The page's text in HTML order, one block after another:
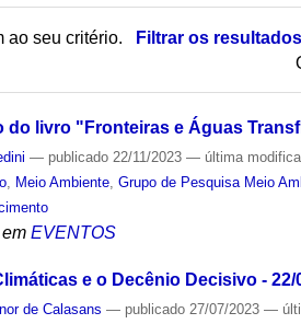
ao seu critério.
Filtrar os resultados
do livro "Fronteiras e Águas
— publicado 22/11/2023— última
Meio Ambiente ,Grupo de Pesquisa Meio
EVENTOS
e o Decênio Decisivo - 22/
de Calasans — publicado 27/07/2023—